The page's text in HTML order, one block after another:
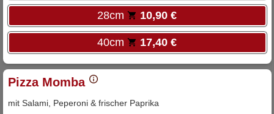
28cm 10,90 €
40cm 17,40 €
Pizza Momba
mit Salami, Peperoni & frischer Paprika